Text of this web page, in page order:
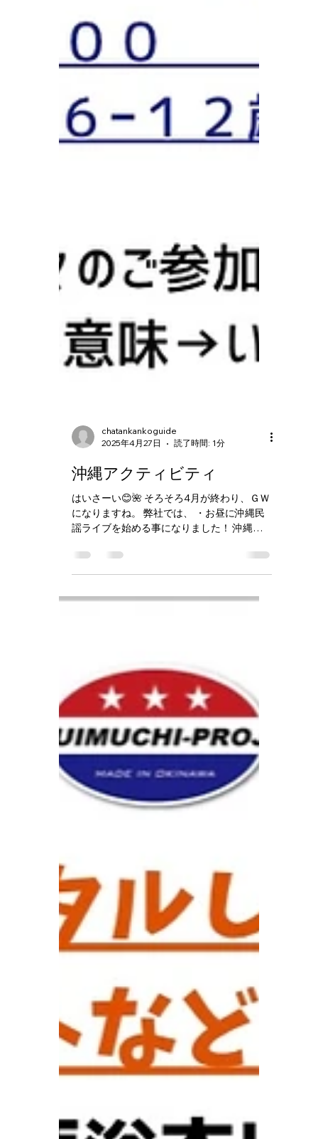
2025年4月27日
読了時間: 1分
沖縄アクティビティ
はいさーい😊🌺 そろそろ4月が終わり、ＧＷ
謡ライブを始める事になりました！ 沖縄民
謡ライブを聴いてみませんか？ 是非お気軽
#Okinawaexperience #沖繩體驗...